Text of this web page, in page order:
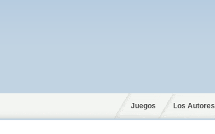
Juegos Los Autores